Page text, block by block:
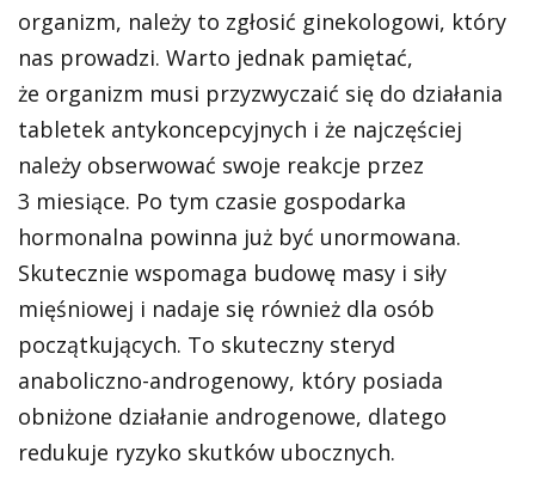
organizm, należy to zgłosić ginekologowi, który
nas prowadzi. Warto jednak pamiętać,
że organizm musi przyzwyczaić się do działania
tabletek antykoncepcyjnych i że najczęściej
należy obserwować swoje reakcje przez
3 miesiące. Po tym czasie gospodarka
hormonalna powinna już być unormowana.
Skutecznie wspomaga budowę masy i siły
mięśniowej i nadaje się również dla osób
początkujących. To skuteczny steryd
anaboliczno-androgenowy, który posiada
obniżone działanie androgenowe, dlatego
redukuje ryzyko skutków ubocznych.